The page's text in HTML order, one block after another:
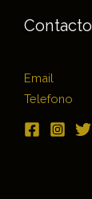
Contacto
Email
Telefono